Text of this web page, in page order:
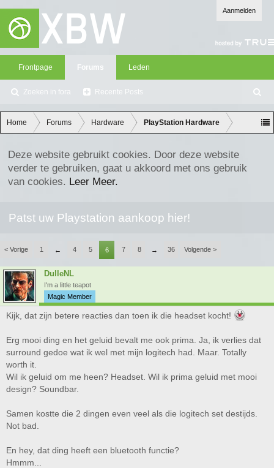
Aanmelden
Frontpage Forums
Zoeken in fora Recente Posts
Leden
oe
ke
n
Home Forums Hardware PlayStation Hardware
Deze website gebruikt cookies. Door deze website
verder te gebruiken, gaat u akkoord met ons gebruik
van cookies. Leer Meer.
Patst uw Playstation aankoop hier!
< Vorige 1 ← 4 5 6 7 8 → 36 Volgende >
DulleNL
I'm a little teapot
Magic Member
Kijk, dat zijn betere reacties dan toen ik die headset kocht!
Erg mooi ding en het geluid bevalt me ook prima. Ja, ik verlies dat
surround gedoe wat ik wel met mijn logitech had. Maar. Totally
worth it.
Wil ik geluid om me heen? Headset. Wil ik prima geluid met mooi
design? Soundbar.
Samen kostte die 2 dingen even veel als die logitech set destijds.
Not bad.
En hey, dat ding heeft een bluetooth functie?
Hmmm...